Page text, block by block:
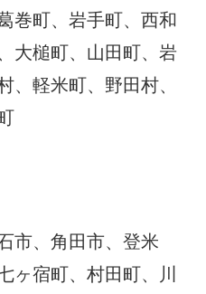
巻町、岩手町、西和
大槌町、山田町、岩
、軽米町、野田村、
市、角田市、登米
ヶ宿町、村田町、川